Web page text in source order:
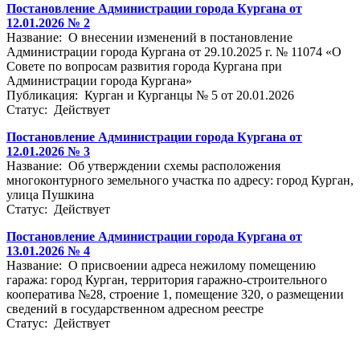
Постановление Администрации города Кургана от
12.01.2026 № 2
Название: О внесении изменений в постановление
Администрации города Кургана от 29.10.2025 г. № 11074 «О
Совете по вопросам развития города Кургана при
Администрации города Кургана»
Публикация: Курган и Курганцы № 5 от 20.01.2026
Статус: Действует
Постановление Администрации города Кургана от
12.01.2026 № 3
Название: Об утверждении схемы расположения
многоконтурного земельного участка по адресу: город Курган,
улица Пушкина
Статус: Действует
Постановление Администрации города Кургана от
13.01.2026 № 4
Название: О присвоении адреса нежилому помещению
гаража: город Курган, территория гаражно-строительного
кооператива №28, строение 1, помещение 320, о размещении
сведений в государственном адресном реестре
Статус: Действует